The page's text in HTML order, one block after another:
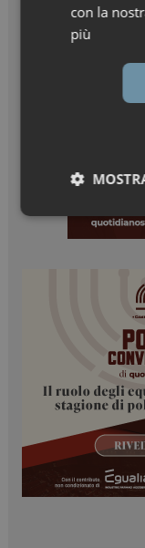
con la
più
I cookie
sito web
navigazione
protette del
funzionare
NOME
_ga